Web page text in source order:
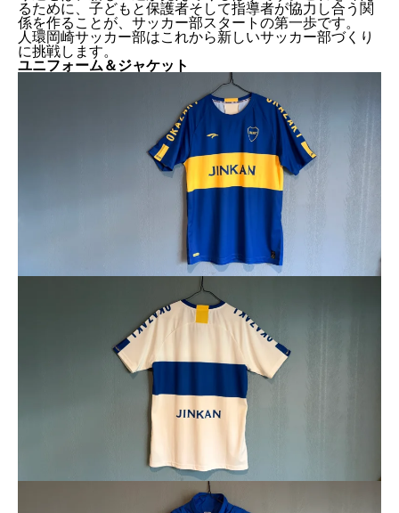
るために、子どもと保護者そして指導者が協力し合う関
係を作ることが、サッカー部スタートの第一歩です。
人環岡崎サッカー部はこれから新しいサッカー部づくり
に挑戦します。
ユニフォーム＆ジャケット